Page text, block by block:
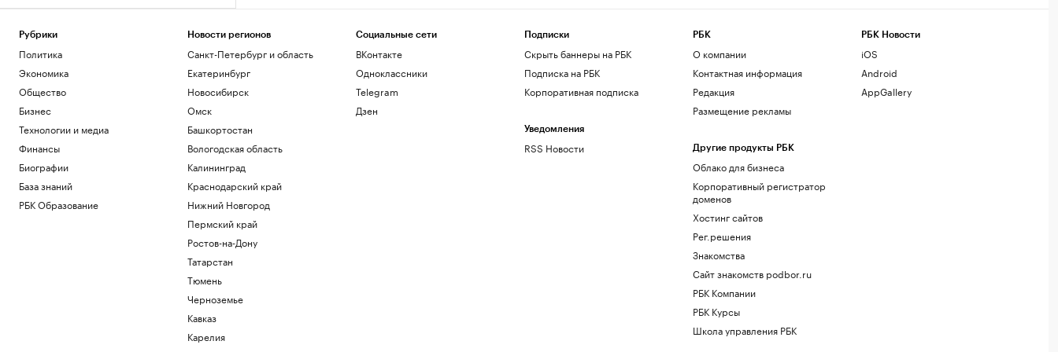
Рубрики
Политика
Экономика
Общество
Бизнес
Технологии и медиа
Финансы
Биографии
База знаний
РБК Образование
Новости регионов
Санкт-Петербург и область
Екатеринбург
Новосибирск
Омск
Башкортостан
Вологодская область
Калининград
Краснодарский край
Нижний Новгород
Пермский край
Ростов-на-Дону
Татарстан
Тюмень
Черноземье
Кавказ
Карелия
Социальные сети
ВКонтакте
Одноклассники
Telegram
Дзен
Подписки
Скрыть баннеры на РБК
Подписка на РБК
Корпоративная подписка
Уведомления
RSS Новости
РБК
О компании
Контактная информация
Редакция
Размещение рекламы
Другие продукты РБК
Облако для бизнеса
Корпоративный регистратор
доменов
Хостинг сайтов
Рег.решения
Знакомства
Сайт знакомств podbor.ru
РБК Компании
РБК Курсы
Школа управления РБК
РБК Новости
iOS
Android
AppGallery